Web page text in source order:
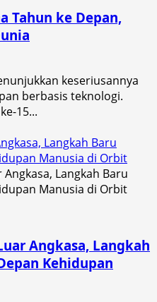
Tahun ke Depan,
keseriusannya
berbasis teknologi.
15...
Langkah Baru
Manusia di Orbit
Angkasa, Langkah
Kehidupan